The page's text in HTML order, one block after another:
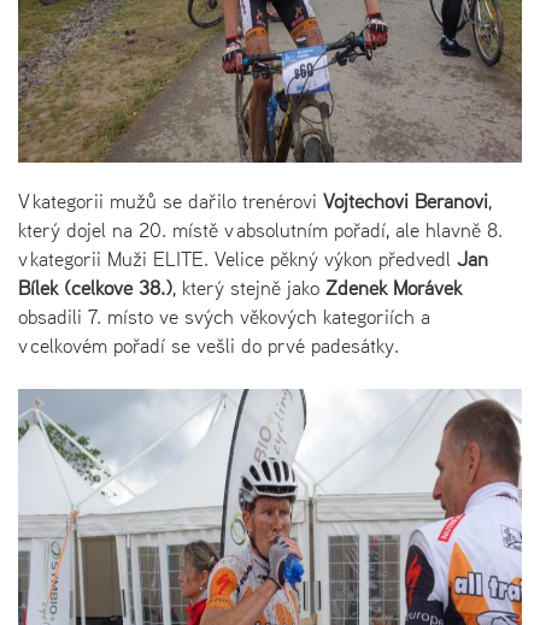
V kategorii mužů se dařilo trenérovi Vojtěchovi Beranovi,
který dojel na 20. místě v absolutním pořadí, ale hlavně 8.
v kategorii Muži ELITE. Velice pěkný výkon předvedl Jan
Bílek (celkově 38.), který stejně jako Zdeněk Morávek
obsadili 7. místo ve svých věkových kategoriích a
v celkovém pořadí se vešli do prvé padesátky.